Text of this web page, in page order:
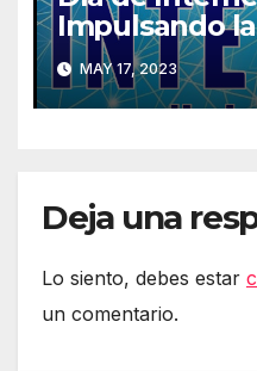
Impulsando
Digital
MAY 17, 2023
Deja una
Lo siento, debes estar
un comentario.